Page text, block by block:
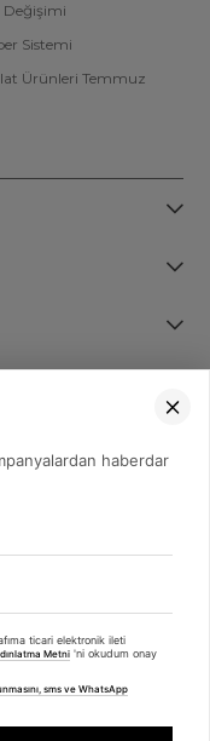
Değişimi
Sistemi
Ürünleri Temmuz
08
haberdar
ticari elektronik ileti
Metni 'ni okudum onay
sms ve WhatsApp